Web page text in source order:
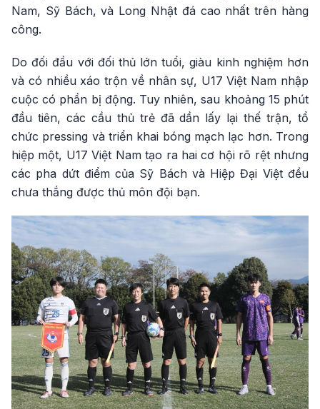
Nam, Sỹ Bách, và Long Nhật đá cao nhất trên hàng
công.
Do đối đầu với đối thủ lớn tuổi, giàu kinh nghiệm hơn
và có nhiều xáo trộn về nhân sự, U17 Việt Nam nhập
cuộc có phần bị động. Tuy nhiên, sau khoảng 15 phút
đầu tiên, các cầu thủ trẻ đã dần lấy lại thế trận, tổ
chức pressing và triển khai bóng mạch lạc hơn. Trong
hiệp một, U17 Việt Nam tạo ra hai cơ hội rõ rệt nhưng
các pha dứt điểm của Sỹ Bách và Hiệp Đại Việt đều
chưa thắng được thủ môn đội bạn.